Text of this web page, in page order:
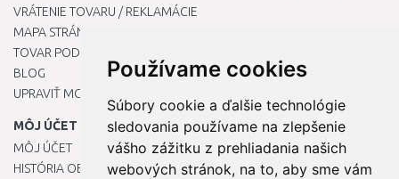
Používame cookies
Súbory cookie a ďalšie technológie
sledovania používame na zlepšenie
vášho zážitku z prehliadania našich
webových stránok, na to, aby sme vám
VRÁTENIE TOVARU / REKLAMÁCIE
MAPA STRÁNOK
TOVAR PODĽA ZNAČIEK
BLOG
UPRAVIŤ MOJE PREDVOĽBY COOKIES
MÔJ ÚČET
MÔJ ÚČET
HISTÓRIA OBJEDNÁVOK